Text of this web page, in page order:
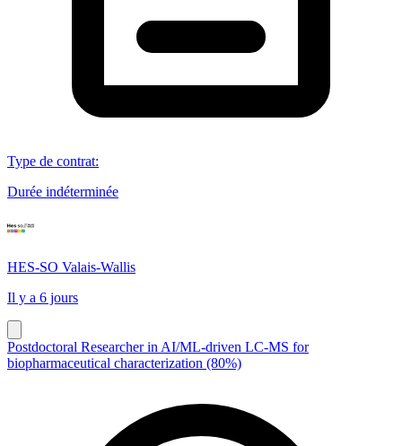
Type de contrat:
Durée indéterminée
HES-SO Valais-Wallis
Il y a 6 jours
Postdoctoral Researcher in AI/ML-driven LC-MS for
biopharmaceutical characterization (80%)